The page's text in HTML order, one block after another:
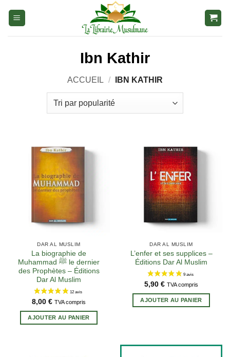
Ibn Kathir
ACCUEIL / IBN KATHIR
DAR AL MUSLIM
La biographie de
Muhammad ﷺ le dernier
des Prophètes – Éditions
Dar Al Muslim
8,00 € TVA compris
AJOUTER AU PANIER
DAR AL MUSLIM
L’enfer et ses supplices –
Éditions Dar Al Muslim
5,90 € TVA compris
AJOUTER AU PANIER